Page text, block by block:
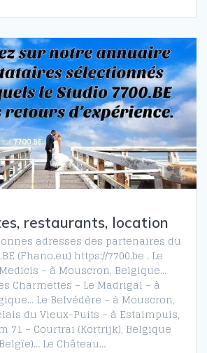
restaurants, location
adresses des partenaires du
(Fhano.eu) https://7700.be . Le
– à Mouscron, Belgique…
Charmettes – Le Madrigal – à
Le Belvédère – à Mouscron,
du Vieux-Puits – à Estaimpuis,
71 – Courtrai (Kortrijk), Belgique
Le Château…